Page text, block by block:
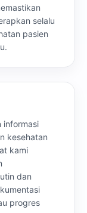
selalu
pasien
informasi
kesehatan
kami
dan
progres